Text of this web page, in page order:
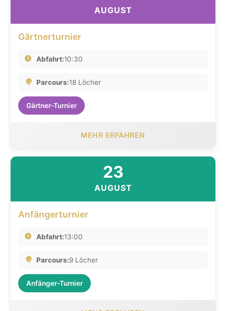
AUGUST
Gärtnerturnier
Abfahrt:10:30
Parcours:18 Löcher
Gärtner-Turnier
MEHR ERFAHREN
23
AUGUST
Anfängerturnier
Abfahrt:13:00
Parcours:9 Löcher
Anfänger-Turnier